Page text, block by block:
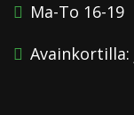
Ma-To 16-19
Avainkortilla: